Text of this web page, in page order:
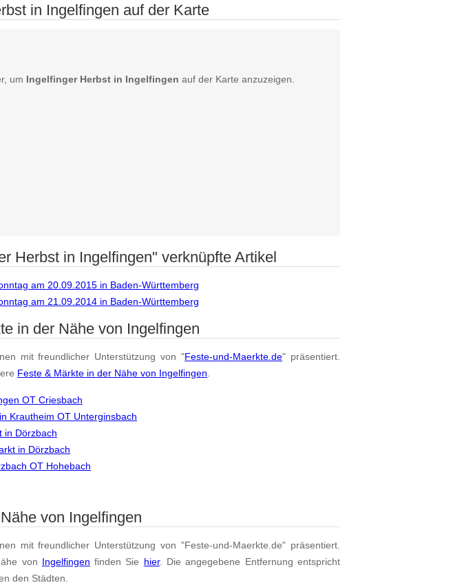
in Ingelfingen auf der Karte
um Ingelfinger Herbst in Ingelfingen auf der Karte anzuzeigen.
Herbst in Ingelfingen" verknüpfte Artikel
am 20.09.2015 in Baden-Württemberg
am 21.09.2014 in Baden-Württemberg
in der Nähe von Ingelfingen
mit freundlicher Unterstützung von "Feste-und-Maerkte.de" präsentiert.
Feste & Märkte in der Nähe von Ingelfingen
OT Criesbach
Krautheim OT Unterginsbach
in Dörzbach
in Dörzbach
OT Hohebach
von Ingelfingen
mit freundlicher Unterstützung von "Feste-und-Maerkte.de" präsentiert.
von Ingelfingen finden Sie hier. Die angegebene Entfernung entspricht
den Städten.